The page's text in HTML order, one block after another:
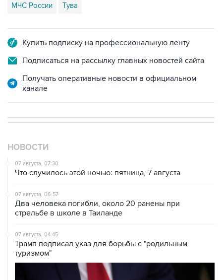
МЧС России Тува
Купить подписку на профессиональную ленту
Подписаться на рассылку главных новостей сайта
Получать оперативные новости в официальном
канале
НОВОСТИ
07 августа, 07:30
Что случилось этой ночью: пятница, 7 августа
07 августа, 06:57
Два человека погибли, около 20 ранены при
стрельбе в школе в Таиланде
07 августа, 04:45
Трамп подписал указ для борьбы с "родильным
туризмом"